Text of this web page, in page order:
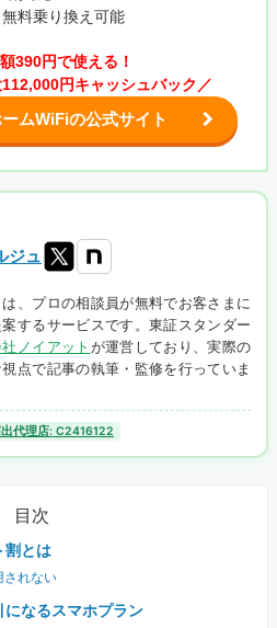
料乗り換え可能
390円で使える！
円キャッシュバック／
ムWiFiの公式サイト
ジュ
、プロの相談員が無料でお客さまに
するサービスです。東証スタンダー
ノイアット が運営しており、実際の
点で記事の執筆・監修を行っていま
代理店: C2416122
目次
割とは
されない
なるスマホプラン